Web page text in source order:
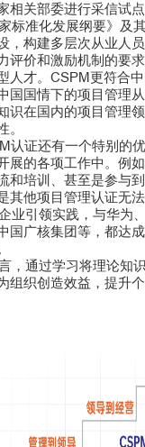
相关部委进行采信试点
准化发展纲要》及
，构建多层次从业人
评价和激励机制的要
人才。CSPM更符合
国国情下的项目管理
识在国内的项目管理
。
证还有一个特别的
展的各项工作中。例如
和培训、甚至是参与
其他项目管理认证无法
引领实践，与华为
国广核集团等，都达
通过学习将理论知
组织创造效益，提升个